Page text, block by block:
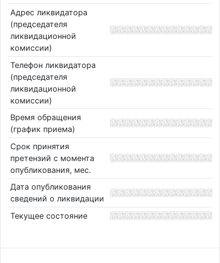
Адрес ликвидатора
(председателя
ликвидационной
комиссии)
Телефон ликвидатора
(председателя
ликвидационной
комиссии)
Время обращения
(график приема)
Срок принятия
претензий с момента
опубликования, мес.
Дата опубликования
сведений о ликвидации
Текущее состояние